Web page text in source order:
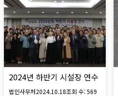
2024년 하반기 시설장 연수
법인사무처2024.10.18조회 수:569